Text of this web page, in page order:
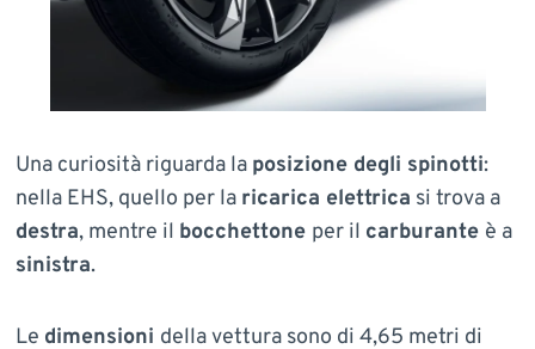
Una curiosità riguarda la posizione degli spinotti:
nella EHS, quello per la ricarica elettrica si trova a
destra, mentre il bocchettone per il carburante è a
sinistra.
Le dimensioni della vettura sono di 4,65 metri di